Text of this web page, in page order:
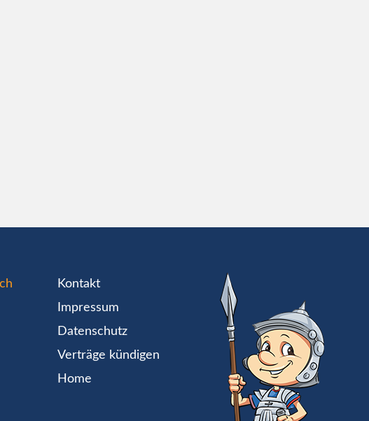
Kontakt
Impressum
Datenschutz
Verträge kündigen
Home